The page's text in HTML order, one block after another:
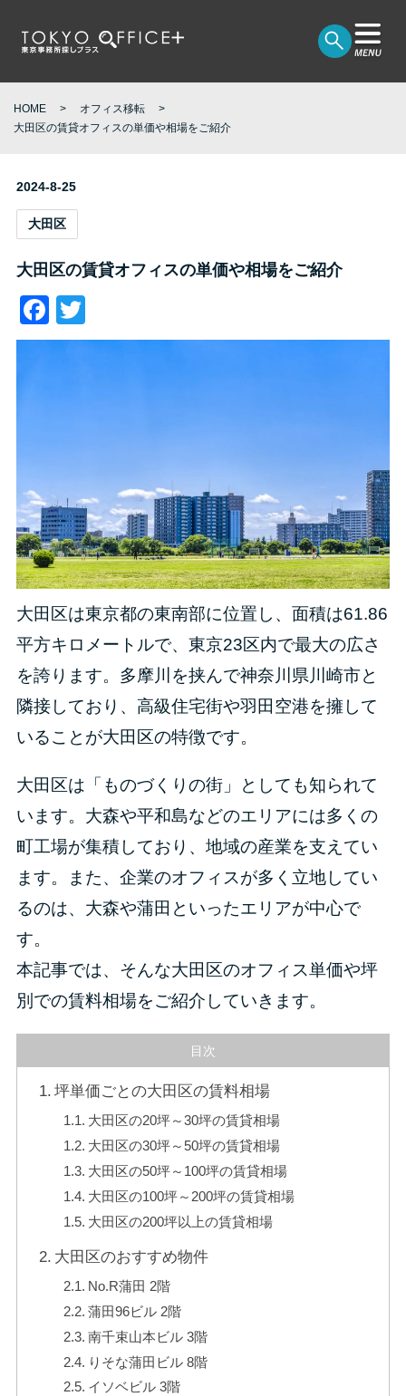
HOME
オフィス移転
大田区の賃貸オフィスの単価や相場をご紹介
2024-8-25
大田区
大田区の賃貸オフィスの単価や相場をご紹介
Facebook
大田区は東京都の東南部に位置し、面積は61.86
平方キロメートルで、東京23区内で最大の広さ
を誇ります。多摩川を挟んで神奈川県川崎市と
隣接しており、高級住宅街や羽田空港を擁して
いることが大田区の特徴です。
大田区は「ものづくりの街」としても知られて
います。大森や平和島などのエリアには多くの
町工場が集積しており、地域の産業を支えてい
ます。また、企業のオフィスが多く立地してい
るのは、大森や蒲田といったエリアが中心で
す。
本記事では、そんな大田区のオフィス単価や坪
別での賃料相場をご紹介していきます。
目次
坪単価ごとの大田区の賃料相場
大田区の20坪～30坪の賃貸相場
大田区の30坪～50坪の賃貸相場
大田区の50坪～100坪の賃貸相場
大田区の100坪～200坪の賃貸相場
大田区の200坪以上の賃貸相場
大田区のおすすめ物件
No.R蒲田 2階
蒲田96ビル 2階
南千束山本ビル 3階
りそな蒲田ビル 8階
イソベビル 3階